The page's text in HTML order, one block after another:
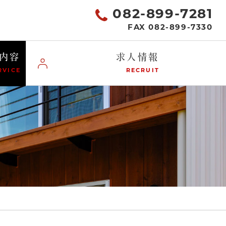
082-899-7281
FAX 082-899-7330
容 求人情報
RECRUIT